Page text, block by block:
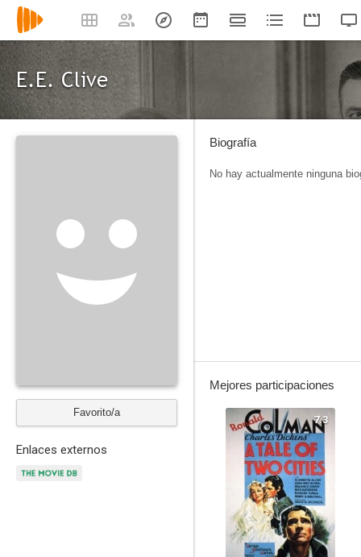
E.E. Clive
Favorito/a
Enlaces externos
Biografía
No hay actualmente ninguna
Mejores participaciones
7.3